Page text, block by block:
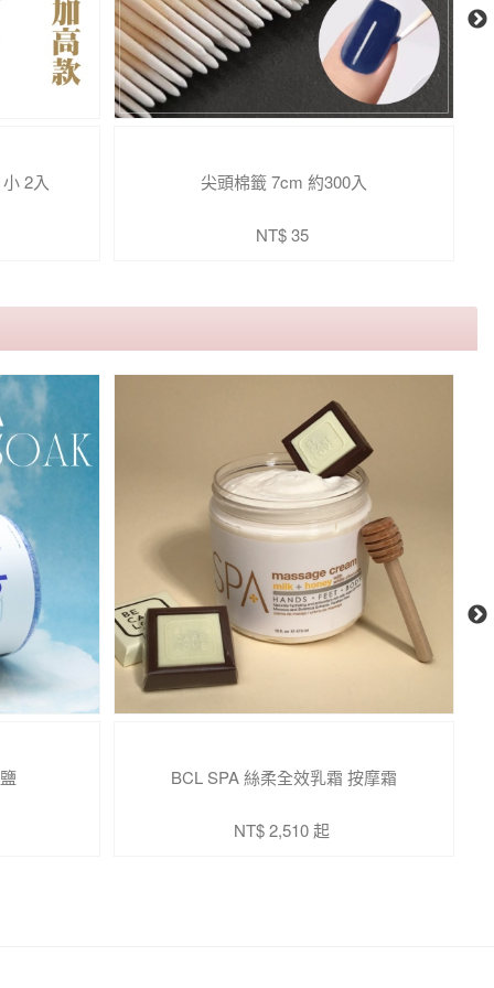
2入 尖頭棉籤 7cm 約300入
NT$ 35
BCL SPA 絲柔全效乳霜 按摩霜
NT$ 2,510 起